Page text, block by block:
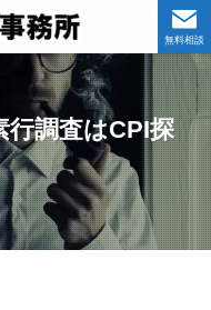
無料相談
行調査はCPI探